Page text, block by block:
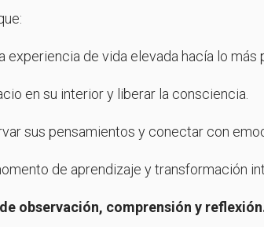
experiencia de vida elevada hacía lo más
en su interior y liberar la consciencia.
sus pensamientos y conectar con
de aprendizaje y transformación
observación, comprensión y